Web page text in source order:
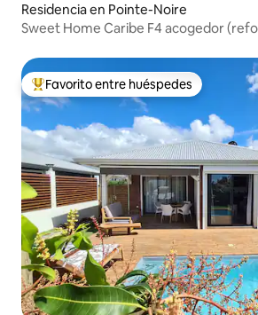
Residencia en Pointe-Noire
Sweet Home Caribe F4
De los mejores en Favorito entre
Favorito entre huéspedes